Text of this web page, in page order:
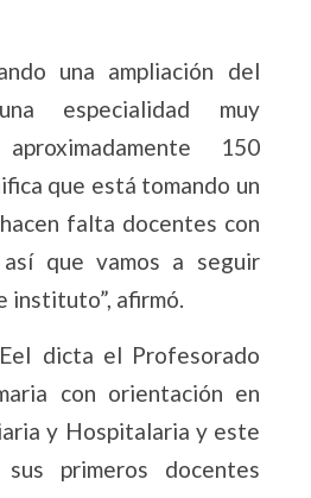
una ampliación del
especialidad muy
150
que está tomando un
falta docentes con
que vamos a seguir
instituto”, afirmó.
dicta el Profesorado
con orientación en
y Hospitalaria y este
primeros docentes